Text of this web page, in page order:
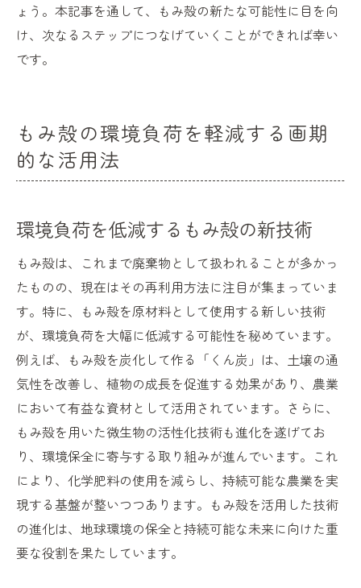
ょう。本記事を通して、もみ殻の新たな可能性に目を向
け、次なるステップにつなげていくことができれば幸い
です。
もみ殻の環境負荷を軽減する画期
的な活用法
環境負荷を低減するもみ殻の新技術
もみ殻は、これまで廃棄物として扱われることが多かっ
たものの、現在はその再利用方法に注目が集まっていま
す。特に、もみ殻を原材料として使用する新しい技術
が、環境負荷を大幅に低減する可能性を秘めています。
例えば、もみ殻を炭化して作る「くん炭」は、土壌の通
気性を改善し、植物の成長を促進する効果があり、農業
において有益な資材として活用されています。さらに、
もみ殻を用いた微生物の活性化技術も進化を遂げてお
り、環境保全に寄与する取り組みが進んでいます。これ
により、化学肥料の使用を減らし、持続可能な農業を実
現する基盤が整いつつあります。もみ殻を活用した技術
の進化は、地球環境の保全と持続可能な未来に向けた重
要な役割を果たしています。